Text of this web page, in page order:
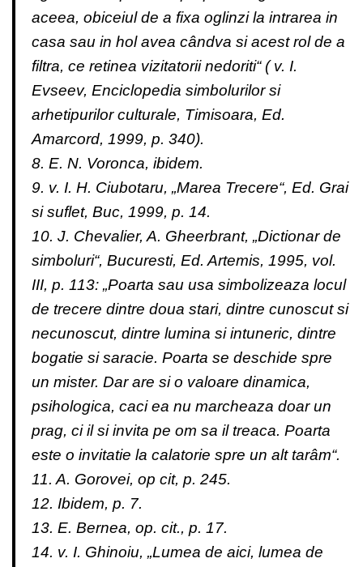
aceea, obiceiul de a fixa oglinzi la intrarea in
casa sau in hol avea cândva si acest rol de a
filtra, ce retinea vizitatorii nedoriti“ ( v. I.
Evseev, Enciclopedia simbolurilor si
arhetipurilor culturale, Timisoara, Ed.
Amarcord, 1999, p. 340).
8. E. N. Voronca, ibidem.
9. v. I. H. Ciubotaru, „Marea Trecere“, Ed. Grai
si suflet, Buc, 1999, p. 14.
10. J. Chevalier, A. Gheerbrant, „Dictionar de
simboluri“, Bucuresti, Ed. Artemis, 1995, vol.
III, p. 113: „Poarta sau usa simbolizeaza locul
de trecere dintre doua stari, dintre cunoscut si
necunoscut, dintre lumina si intuneric, dintre
bogatie si saracie. Poarta se deschide spre
un mister. Dar are si o valoare dinamica,
psihologica, caci ea nu marcheaza doar un
prag, ci il si invita pe om sa il treaca. Poarta
este o invitatie la calatorie spre un alt tarâm“.
11. A. Gorovei, op cit, p. 245.
12. Ibidem, p. 7.
13. E. Bernea, op. cit., p. 17.
14. v. I. Ghinoiu, „Lumea de aici, lumea de